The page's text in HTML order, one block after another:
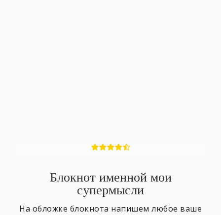
Блокнот именной мои
супермысли
На обложке блокнота напишем любое ваше